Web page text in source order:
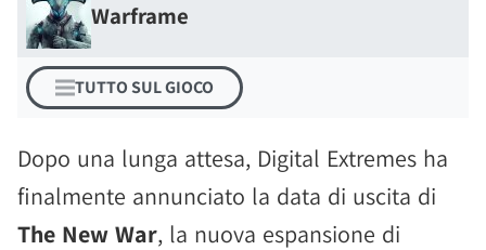
Warframe
TUTTO SUL GIOCO
Dopo una lunga attesa, Digital Extremes ha
finalmente annunciato la data di uscita di
The New War, la nuova espansione di